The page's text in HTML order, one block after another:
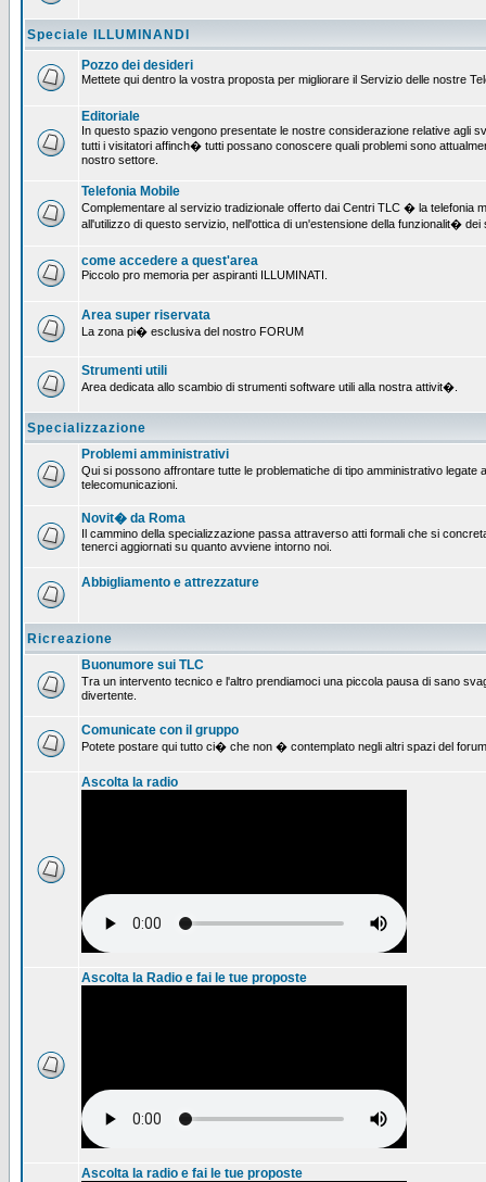
Speciale ILLUMINANDI
Pozzo dei desideri
Mettete qui dentro la vostra proposta per migliorare il Servizio delle nostre
Editoriale
In questo spazio vengono presentate le nostre considerazione relative agli
tutti i visitatori affinch� tutti possano conoscere quali problemi sono
nostro settore.
Telefonia Mobile
Complementare al servizio tradizionale offerto dai Centri TLC � la telefonia
all'utilizzo di questo servizio, nell'ottica di un'estensione della funzionalit�
come accedere a quest'area
Piccolo pro memoria per aspiranti ILLUMINATI.
Area super riservata
La zona pi� esclusiva del nostro FORUM
Strumenti utili
Area dedicata allo scambio di strumenti software utili alla nostra attivit�.
Specializzazione
Problemi amministrativi
Qui si possono affrontare tutte le problematiche di tipo amministrativo
telecomunicazioni.
Novit� da Roma
Il cammino della specializzazione passa attraverso atti formali che si
tenerci aggiornati su quanto avviene intorno noi.
Abbigliamento e attrezzature
Ricreazione
Buonumore sui TLC
Tra un intervento tecnico e l'altro prendiamoci una piccola pausa di sano
divertente.
Comunicate con il gruppo
Potete postare qui tutto ci� che non � contemplato negli altri spazi del
Ascolta la radio
Ascolta la Radio e fai le tue proposte
Ascolta la radio e fai le tue proposte